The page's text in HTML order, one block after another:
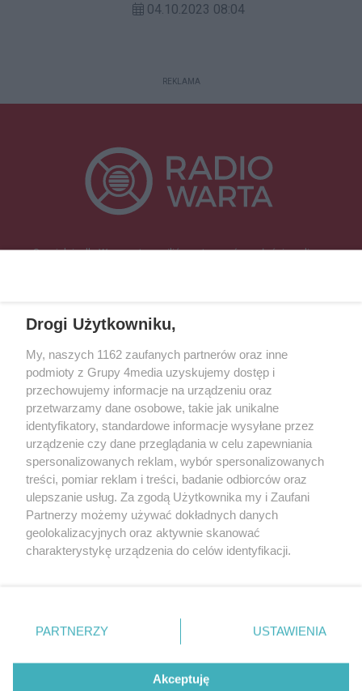
Trwa rozbudowa stacji uzdatniania
04.10.2023 08:04
REKLAMA
Specjalnie dla Was postanowiliśmy stworzyć rozgłośnię radiową
Śrem, Jarocin, Gniezno, Ostrów Wlkp.).
Kontakt Reklama Patronat
Dane firmowe
Regulamin serwisu i ogłoszeń drobnych
Regulamin konkursów
Polityka prywatności
Przetwarzanie danych osobowych
Zapisz się do newslettera
Dołącz do grona ludzi najlepiej poinformowanych!
Zapisz się »
Drogi Użytkowniku,
My, naszych 1162 zaufanych partnerów oraz inne
podmioty z Grupy 4media uzyskujemy dostęp i
przechowujemy informacje na urządzeniu oraz
przetwarzamy dane osobowe, takie jak unikalne
identyfikatory, standardowe informacje wysyłane przez
urządzenie czy dane przeglądania w celu zapewniania
spersonalizowanych reklam, wybór spersonalizowanych
treści, pomiar reklam i treści, badanie odbiorców oraz
ulepszanie usług. Za zgodą Użytkownika my i Zaufani
Partnerzy możemy używać dokładnych danych
geolokalizacyjnych oraz aktywnie skanować
charakterystykę urządzenia do celów identyfikacji.
zmienić/wycofać klikając przycisk ustawień prywatności
znajdujący się w lewym dolnym rogu strony
. Niektóre
użytkownika, ale masz prawo sprzeciwić się takiemu
PARTNERZY USTAWIENIA
Akceptuję